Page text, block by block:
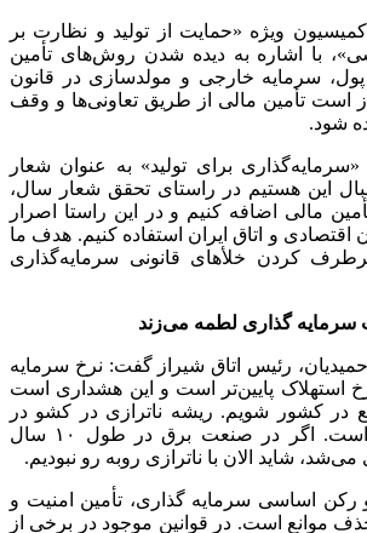
ویژه «حمایت از تولید و نظارت بر
اساسی»، با اشاره به دیده شدن روش‌های تأمین
پول، سرمایه خارجی و مولدسازی در قانون
است تأمین مالی از طریق تعاونی‌ها و وقف
شود.
«سرمایه‌گذاری برای تولید» به عنوان شعار
این هستیم در راستای تحقق شعار سال،
مالی اضافه کنیم و در این راستا اصرار
اقتصادی و اتاق ایران استفاده کنیم. هدف ما
کردن خلأ‌های قانونی سرمایه‌گذاری
سرمایه گذاری لطمه می‌زند
رئیس اتاق شیراز گفت: نرخ سرمایه
استهلاک پایین‌تر است و این هشداری است
در کشور شویم. ریشه ناترازی در کشو در
نبود سرمایه گذاری است. اگر در صنعت برق در طول ۱۰ سال
شاید الان با ناترازی روبه رو نبودیم.
رکن اساسی سرمایه گذاری، تأمین امنیت و
حذف موانع است. در قوانین موجود در برخی از